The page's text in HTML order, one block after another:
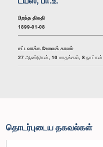
பிறந்த திகதி
1899-01-08
சட்டவாக்க சேவைக் காலம்
27 ஆண்டுகள், 10 மாதங்கள், 8 நாட்கள்
தொடர்புடைய தகவல்கள்